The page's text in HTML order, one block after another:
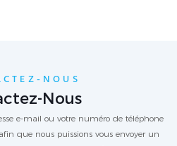
NOUS
Nous
e-mail ou votre numéro de téléphone
que nous puissions vous envoyer un